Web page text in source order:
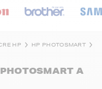
HP HP PHOTOSMART
A